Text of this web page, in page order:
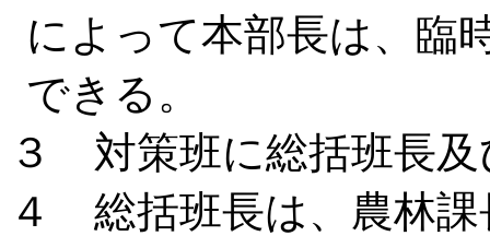
によって本部長は、臨
できる。
３ 対策班に総括班長及
４ 総括班長は、農林課